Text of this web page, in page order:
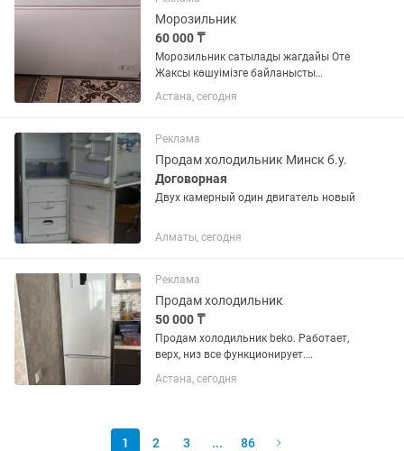
хорошо...
Морозильник
60 000 ₸
Морозильник сатылады жагдайы Оте
Жаксы көшуімізге байланысты
размери улкен болгандыктан сатуга
койып отырмын. Озимиз пайдаланып
285 КХ
Астана, сегодня
Реклама
Продам холодильник Минск б.у.
Договорная
Двух камерный один двигатель новый
Алматы, сегодня
Реклама
Продам холодильник
50 000 ₸
Продам холодильник beko. Работает,
верх, низ все функционирует.
Астана, сегодня
1 2 3 ... 86